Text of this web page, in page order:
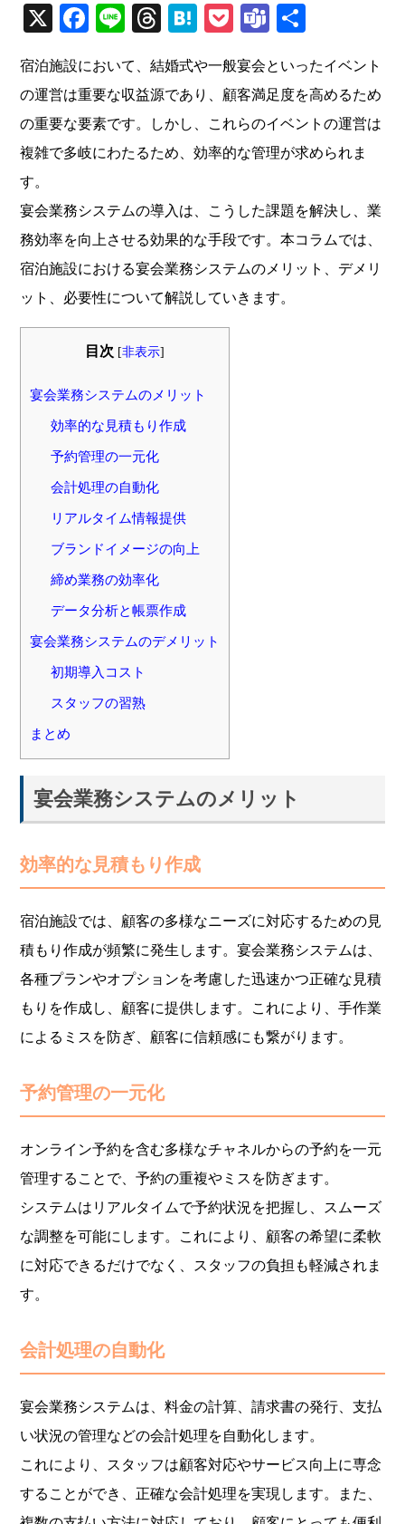
X Facebook
LineThreads
Hatena
PocketTeams
宿泊施設において、結婚式や一般宴会といったイベント
の運営は重要な収益源であり、顧客満足度を高めるため
の重要な要素です。しかし、これらのイベントの運営は
複雑で多岐にわたるため、効率的な管理が求められま
す。
宴会業務システムの導入は、こうした課題を解決し、業
務効率を向上させる効果的な手段です。本コラムでは、
宿泊施設における宴会業務システムのメリット、デメリ
ット、必要性について解説していきます。
目次 [非表示]
宴会業務システムのメリット
効率的な見積もり作成
予約管理の一元化
会計処理の自動化
リアルタイム情報提供
ブランドイメージの向上
締め業務の効率化
データ分析と帳票作成
宴会業務システムのデメリット
初期導入コスト
スタッフの習熟
まとめ
宴会業務システムのメリット
効率的な見積もり作成
宿泊施設では、顧客の多様なニーズに対応するための見
積もり作成が頻繁に発生します。宴会業務システムは、
各種プランやオプションを考慮した迅速かつ正確な見積
もりを作成し、顧客に提供します。これにより、手作業
によるミスを防ぎ、顧客に信頼感にも繋がります。
予約管理の一元化
オンライン予約を含む多様なチャネルからの予約を一元
管理することで、予約の重複やミスを防ぎます。
システムはリアルタイムで予約状況を把握し、スムーズ
な調整を可能にします。これにより、顧客の希望に柔軟
に対応できるだけでなく、スタッフの負担も軽減されま
す。
会計処理の自動化
宴会業務システムは、料金の計算、請求書の発行、支払
い状況の管理などの会計処理を自動化します。
これにより、スタッフは顧客対応やサービス向上に専念
することができ、正確な会計処理を実現します。また、